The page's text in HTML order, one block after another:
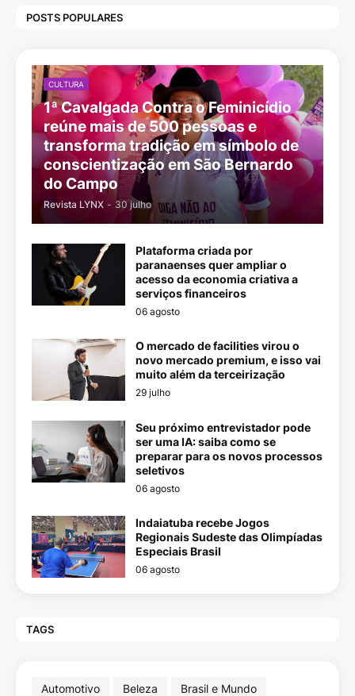
POSTS POPULARES
CULTURA
1ª Cavalgada Contra o Feminicídio
reúne mais de 500 pessoas e
transforma tradição em símbolo de
conscientização em São Bernardo
do Campo
Revista LYNX - 30 julho
Plataforma criada por
paranaenses quer ampliar o
acesso da economia criativa a
serviços financeiros
06 agosto
O mercado de facilities virou o
novo mercado premium, e isso vai
muito além da terceirização
29 julho
Seu próximo entrevistador pode
ser uma IA: saiba como se
preparar para os novos processos
seletivos
06 agosto
Indaiatuba recebe Jogos
Regionais Sudeste das Olimpíadas
Especiais Brasil
06 agosto
TAGS
Automotivo Beleza
Brasil e Mundo